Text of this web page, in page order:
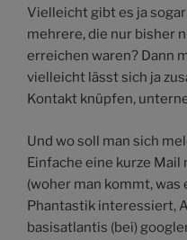
Vielleicht gibt es ja
mehrere, die nur bisher
erreichen waren? Dann
vielleicht lässt sich ja
Kontakt knüpfen,
Und wo soll man sich
Einfache eine kurze
(woher man kommt,
Phantastik interessiert,
basisatlantis (bei)